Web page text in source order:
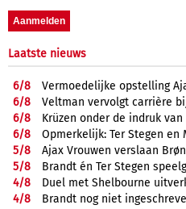
Laatste nieuws
6/8
Vermoedelijke opstelling
6/8
Veltman vervolgt carrière
6/8
Krüzen onder de indruk
6/8
Opmerkelijk: Ter Stegen en
5/8
Ajax Vrouwen verslaan
5/8
Brandt én Ter Stegen
4/8
Duel met Shelbourne
4/8
Brandt nog niet